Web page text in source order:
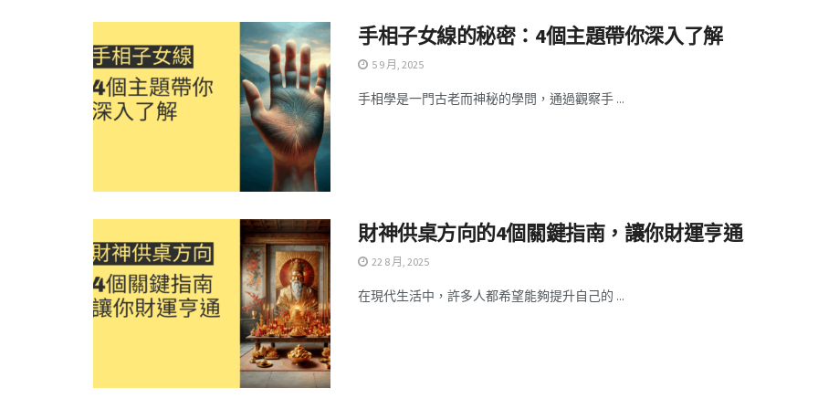
手相子女線的秘密：4個主題帶你深入了解
5 9 月, 2025
手相學是一門古老而神秘的學問，通過觀察手 ...
財神供桌方向的4個關鍵指南，讓你財運亨通
22 8 月, 2025
在現代生活中，許多人都希望能夠提升自己的 ...